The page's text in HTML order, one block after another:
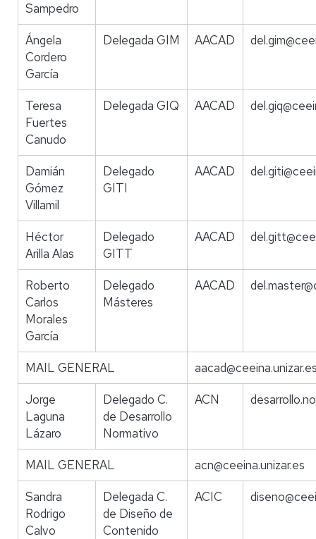
Sampedro
Ángela
Cordero
García
Delegada GIM AACAD
Teresa
Fuertes
Canudo
Delegada GIQ AACAD
Damián
Gómez
Villamil
Delegado
GITI
AACAD
Héctor
Arilla Alas
Delegado
GITT
AACAD
Roberto
Carlos
Morales
García
Delegado
Másteres
AACAD
MAIL GENERAL
Jorge
Laguna
Lázaro
Delegado C.
de Desarrollo
Normativo
ACN
MAIL GENERAL acn@ceeina.unizar.es
Sandra
Rodrigo
Calvo
Delegada C.
de Diseño de
Contenido
ACIC